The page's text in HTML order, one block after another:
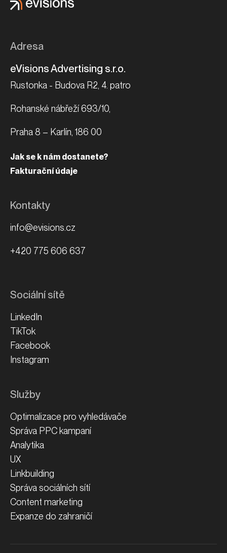
Adresa
eVisions Advertising s.r.o.
Rustonka - Budova R2, 4. patro
Rohanské nábřeží 693/10,
Praha 8 – Karlín, 186 00
Jak se k nám dostanete?
Fakturační údaje
Kontakty
info@evisions.cz
+420 775 606 637
Sociální sítě
LinkedIn
TikTok
Facebook
Instagram
Služby
Optimalizace pro vyhledávače
Správa PPC kampaní
Analytika
UX
Linkbuilding
Správa sociálních sítí
Content marketing
Expanze do zahraničí